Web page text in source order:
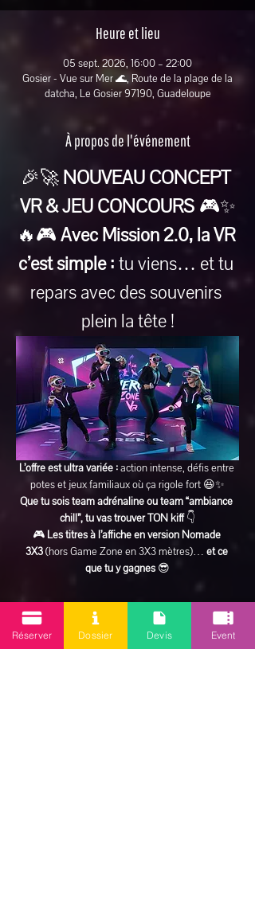
Heure et lieu
05 sept. 2026, 16:00 – 22:00
Gosier - Vue sur Mer 🌊, Route de la plage de la
datcha, Le Gosier 97190, Guadeloupe
À propos de l'événement
🎉🚀 NOUVEAU CONCEPT
VR & JEU CONCOURS 🎮✨
🔥🎮 Avec Mission 2.0, la VR
c’est simple : tu viens… et tu
repars avec des souvenirs
plein la tête !
L’offre est ultra variée : action intense, défis entre
potes et jeux familiaux où ça rigole fort 😆✨
Que tu sois team adrénaline ou team “ambiance
chill”, tu vas trouver TON kiff 👇
🎮 Les titres à l’affiche en version Nomade
3X3 (hors Game Zone en 3X3 mètres)… et ce
que tu y gagnes 😎
En lire plus >
Réserver Dossier Devis Event